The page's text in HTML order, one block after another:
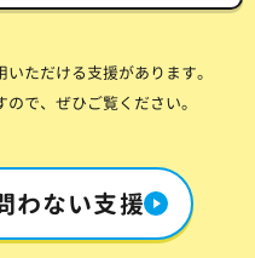
ただける支援があります。
で、ぜひご覧ください。
わない支援